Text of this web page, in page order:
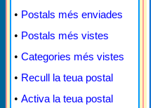
• Postals més enviades
• Postals més vistes
• Categories més vistes
• Recull la teua postal
• Activa la teua postal